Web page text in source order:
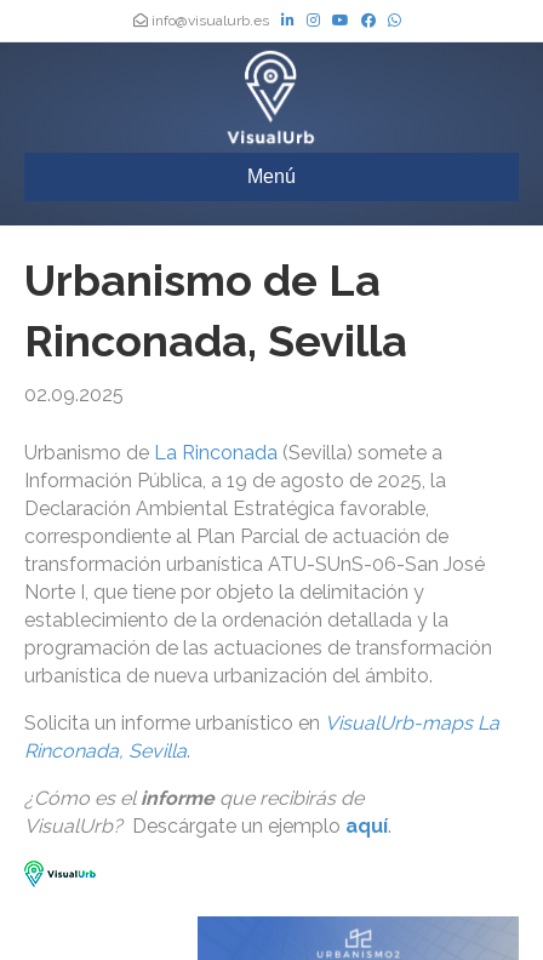
info@visualurb.es
Menú
Urbanismo de La
Rinconada, Sevilla
02.09.2025
Urbanismo de La Rinconada (Sevilla) somete a
Información Pública, a 19 de agosto de 2025, la
Declaración Ambiental Estratégica favorable,
correspondiente al Plan Parcial de actuación de
transformación urbanística ATU-SUnS-06-San José
Norte I, que tiene por objeto la delimitación y
establecimiento de la ordenación detallada y la
programación de las actuaciones de transformación
urbanística de nueva urbanización del ámbito.
Solicita un informe urbanístico en VisualUrb-maps La
Rinconada, Sevilla.
¿Cómo es el informe que recibirás de
VisualUrb?Descárgate un ejemplo aquí.